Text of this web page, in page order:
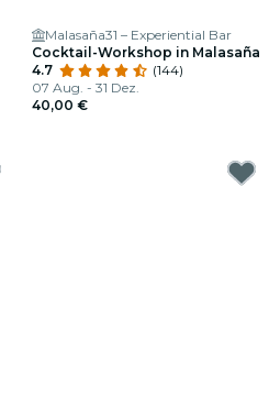
Malasaña31 – Experiential Bar
Cocktail-Workshop in Malasaña
4.7
(144)
07 Aug. - 31 Dez.
40,00 €